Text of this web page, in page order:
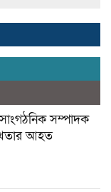
সম্পাদক
আহত